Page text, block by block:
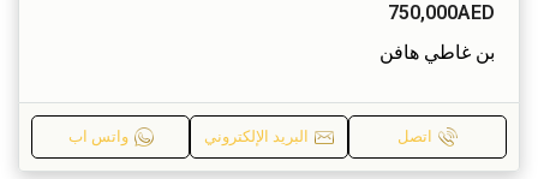
750,000AED
بن غاطي هافن
اتصل البريد الإلكتروني واتس اب